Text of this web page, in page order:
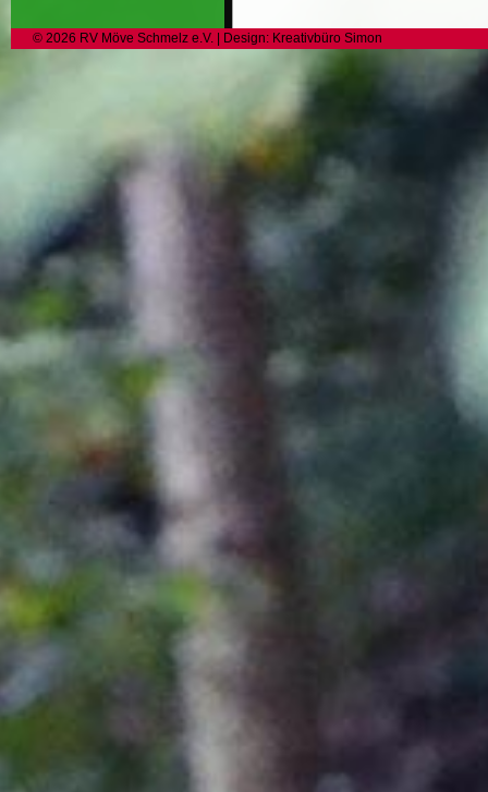
© 2026 RV Möve Schmelz e.V. | Design: Kreativbüro Simon